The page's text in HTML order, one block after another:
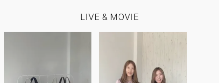
LIVE & MOVIE